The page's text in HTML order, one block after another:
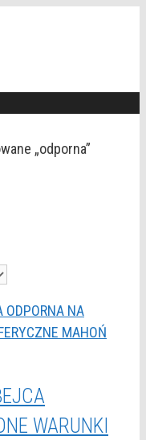
„odporna”
WARUNKI